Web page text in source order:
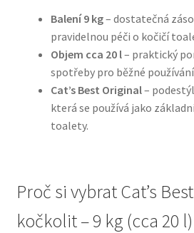
Happy Dog — Německá kvalita a
Hill’s pro psy
Hračky pro psy
N&D Farmina pro psy — Italské
Oblečky pro psy
Balení 9 kg– dostatečná
pravidelnou péči o kočičí
Objem cca 20 l– praktický
spotřeby pro běžné
Cat’s Best Original–
která se používá jako
toalety.
Proč si vybrat Cat’s
kočkolit – 9 kg (cca 20 l)